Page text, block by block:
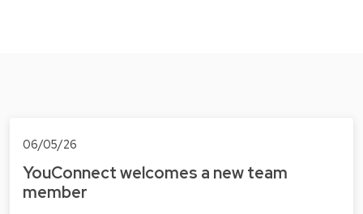
06/05/26
YouConnect welcomes a new team
member